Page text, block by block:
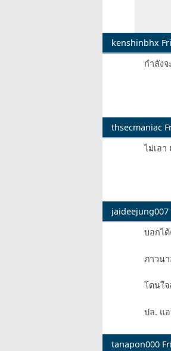
hisoft
kenshinbhx
กำลัง
thsecmaniac
ไม่เอ
jaideejung007
บอกไ
ภาวน
โดนใ
ปล. แ
tanapon000